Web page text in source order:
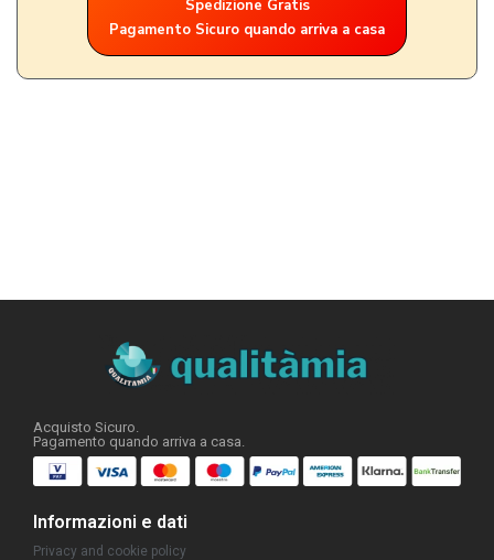
Spedizione Gratis
Pagamento Sicuro quando arriva a casa
Acquisto Sicuro.
Pagamento quando arriva a casa.
Informazioni e dati
Privacy and cookie policy